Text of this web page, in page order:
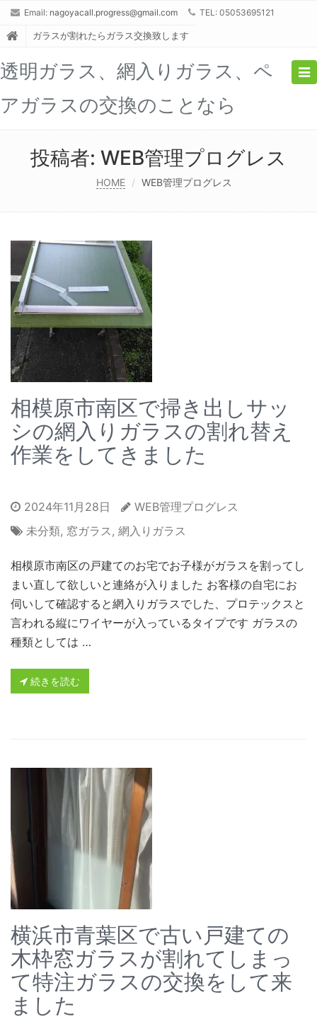
Email: nagoyacall.progress@gmail.com TEL: 05053695121
ガラスが割れたらガラス交換致します
透明ガラス、網入りガラス、ペ
アガラスの交換のことなら
投稿者: WEB管理プログレス
HOME WEB管理プログレス
相模原市南区で掃き出しサッ
シの網入りガラスの割れ替え
作業をしてきました
2024年11月28日
WEB管理プログレス
未分類, 窓ガラス, 網入りガラス
相模原市南区の戸建てのお宅でお子様がガラスを割ってし
まい直して欲しいと連絡が入りました お客様の自宅にお
伺いして確認すると網入りガラスでした、プロテックスと
言われる縦にワイヤーが入っているタイプです ガラスの
種類としては …
続きを読む
横浜市青葉区で古い戸建ての
木枠窓ガラスが割れてしまっ
て特注ガラスの交換をして来
ました